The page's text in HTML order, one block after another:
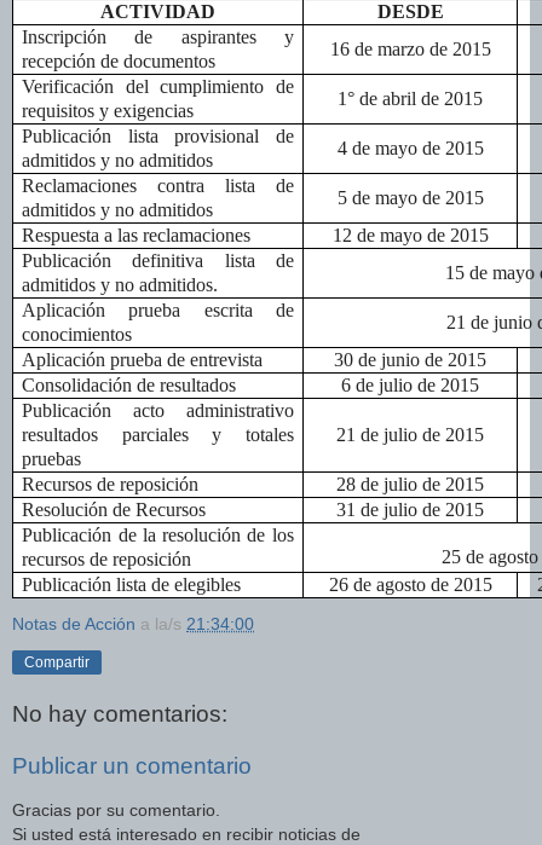
ACTIVIDAD
DESDE
Inscripción de aspirantes y
recepción de documentos
16 de marzo de 2015
Verificación del cumplimiento de
requisitos y exigencias
1° de abril de 2015
Publicación lista provisional de
admitidos y no admitidos
4 de mayo de 2015
Reclamaciones contra lista de
admitidos y no admitidos
5 de mayo de 2015
Respuesta a las reclamaciones
12 de mayo de 2015
Publicación definitiva lista de
admitidos y no admitidos.
15 de mayo
Aplicación prueba escrita de
conocimientos
21 de junio
Aplicación prueba de entrevista
30 de junio de 2015
Consolidación de resultados
6 de julio de 2015
Publicación acto administrativo
resultados parciales y totales
pruebas
21 de julio de 2015
Recursos de reposición
28 de julio de 2015
Resolución de Recursos
31 de julio de 2015
Publicación de la resolución de los
recursos de reposición
25 de
Publicación lista de elegibles
26 de agosto de 2015
Notas de Acción a la/s 21:34:00
Compartir
No hay comentarios:
Publicar un comentario
Gracias por su comentario.
Si usted está interesado en recibir noticias de